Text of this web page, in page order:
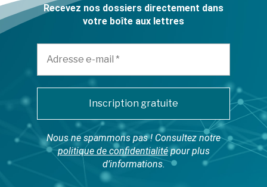
Recevez nos dossiers directement dans
votre boîte aux lettres
Nous ne spammons pas ! Consultez notre
politique de confidentialitépour plus
d’informations.